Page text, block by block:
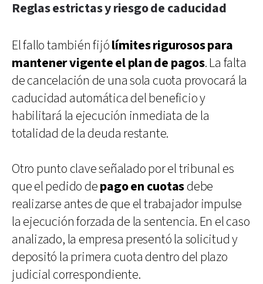
Reglas estrictas y riesgo de caducidad
El fallo también fijólímites rigurosos para
mantener vigente el plan de pagos. La falta
de cancelación de una sola cuota provocará la
caducidad automática del beneficio y
habilitará la ejecución inmediata de la
totalidad de la deuda restante.
Otro punto clave señalado por el tribunal es
que el pedido depago en cuotasdebe
realizarse antes de que el trabajador impulse
la ejecución forzada de la sentencia. En el caso
analizado, la empresa presentó la solicitud y
depositó la primera cuota dentro del plazo
judicial correspondiente.